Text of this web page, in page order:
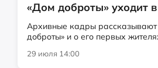
«Дом доброты» уходит
Архивные кадры рассказывают
доброты» и о его первых
29 июля 14:00